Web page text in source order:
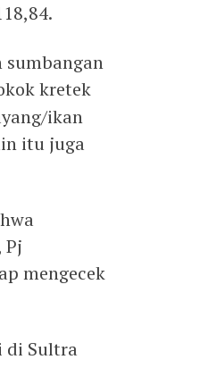
sumbangan
kretek
ikan
itu juga
Pj
mengecek
di Sultra